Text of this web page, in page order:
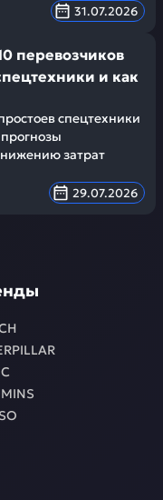
31.07.2026
перевозчиков
и как
спецтехники
затрат
29.07.2026